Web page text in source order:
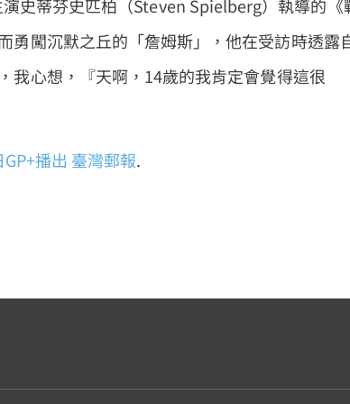
史蒂芬史匹柏（Steven Spielberg）執導的《
勇闖沉默之丘的「詹姆斯」，他在受訪時透露
我心想，『天啊，14歲的我肯定會覺得這很
播出 臺灣郵報.